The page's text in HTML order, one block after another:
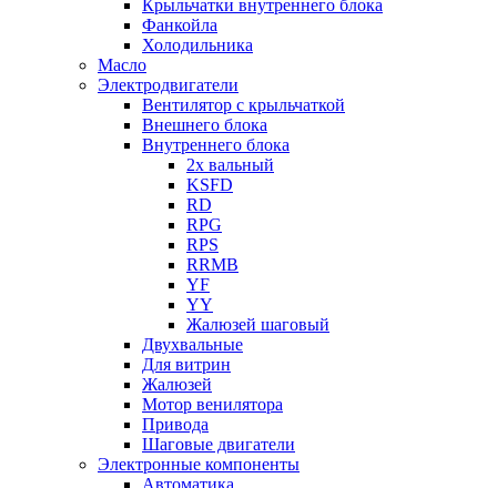
Крыльчатки внутреннего блока
Фанкойла
Холодильника
Масло
Электродвигатели
Вентилятор с крыльчаткой
Внешнего блока
Внутреннего блока
2х вальный
KSFD
RD
RPG
RPS
RRMB
YF
YY
Жалюзей шаговый
Двухвальные
Для витрин
Жалюзей
Мотор венилятора
Привода
Шаговые двигатели
Электронные компоненты
Автоматика